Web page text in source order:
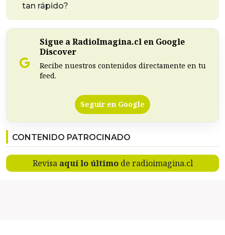
tan rápido?
Sigue a RadioImagina.cl en Google
Discover
Recibe nuestros contenidos directamente en tu
feed.
Seguir en Google
CONTENIDO PATROCINADO
Revisa aquí lo últimode radioimagina.cl